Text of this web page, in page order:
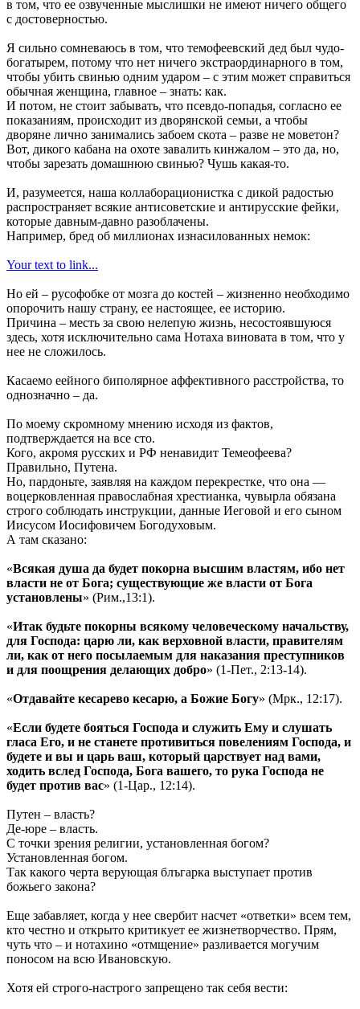
в том, что ее озвученные мыслишки не имеют ничего общего
с достоверностью.
Я сильно сомневаюсь в том, что темофеевский дед был чудо-
богатырем, потому что нет ничего экстраординарного в том,
чтобы убить свинью одним ударом – с этим может справиться
обычная женщина, главное – знать: как.
И потом, не стоит забывать, что псевдо-попадья, согласно ее
показаниям, происходит из дворянской семьи, а чтобы
дворяне лично занимались забоем скота – разве не моветон?
Вот, дикого кабана на охоте завалить кинжалом – это да, но,
чтобы зарезать домашнюю свинью? Чушь какая-то.
И, разумеется, наша коллаборационистка с дикой радостью
распространяет всякие антисоветские и антирусские фейки,
которые давным-давно разоблачены.
Например, бред об миллионах изнасилованных немок:
Your text to link...
Но ей – русофобке от мозга до костей – жизненно необходимо
опорочить нашу страну, ее настоящее, ее историю.
Причина – месть за свою нелепую жизнь, несостоявшуюся
здесь, хотя исключительно сама Нотаха виновата в том, что у
нее не сложилось.
Касаемо еейного биполярное аффективного расстройства, то
однозначно – да.
По моему скромному мнению исходя из фактов,
подтверждается на все сто.
Кого, акромя русских и РФ ненавидит Темеофеева?
Правильно, Путена.
Но, пардоньте, заявляя на каждом перекрестке, что она —
воцерковленная правослабная хрестианка, чувырла обязана
строго соблюдать инструкции, данные Иеговой и его сыном
Иисусом Иосифовичем Богодуховым.
А там сказано:
«Всякая душа да будет покорна высшим властям, ибо нет
власти не от Бога; существующие же власти от Бога
установлены» (Рим.,13:1).
«Итак будьте покорны всякому человеческому начальству,
для Господа: царю ли, как верховной власти, правителям
ли, как от него посылаемым для наказания преступников
и для поощрения делающих добро» (1-Пет., 2:13-14).
«Отдавайте кесарево кесарю, а Божие Богу» (Мрк., 12:17).
«Если будете бояться Господа и служить Ему и слушать
гласа Его, и не станете противиться повелениям Господа, и
будете и вы и царь ваш, который царствует над вами,
ходить вслед Господа, Бога вашего, то рука Господа не
будет против вас» (1-Цар., 12:14).
Путен – власть?
Де-юре – власть.
С точки зрения религии, установленная богом?
Установленная богом.
Так какого черта верующая блъгарка выступает против
божьего закона?
Еще забавляет, когда у нее свербит насчет «ответки» всем тем,
кто честно и открыто критикует ее жизнетворчество. Прям,
чуть что – и нотахино «отмщение» разливается могучим
поносом на всю Ивановскую.
Хотя ей строго-настрого запрещено так себя вести: